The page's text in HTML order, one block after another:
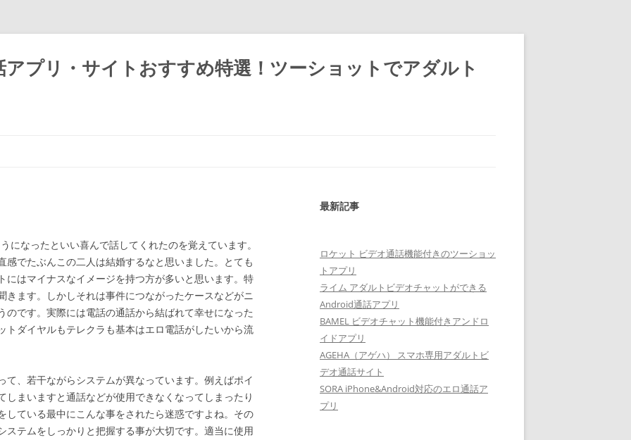
プリ・サイトおすすめ特選！ツーショットでアダルト
になったといい喜んで話してくれたのを覚えています。
でたぶんこの二人は結婚するなと思いました。とても
にはマイナスなイメージを持つ方が多いと思います。特
きます。しかしそれは事件につながったケースなどがニ
のです。実際には電話の通話から結ばれて幸せになった
トダイヤルもテレクラも基本はエロ電話がしたいから流
て、若干ながらシステムが異なっています。例えばポイ
しまいますと通話などが使用できなくなってしまったり
している最中にこんな事をされたら迷惑ですよね。その
ステムをしっかりと把握する事が大切です。適当に使用
最新記事
ロケット ビデオ通話機能付きのツーショッ
トアプリ
ライム アダルトビデオチャットができる
Android通話アプリ
BAMEL ビデオチャット機能付きアンドロ
イドアプリ
AGEHA（アゲハ） スマホ専用アダルトビ
デオ通話サイト
SORA iPhone&Android対応のエロ通話ア
プリ